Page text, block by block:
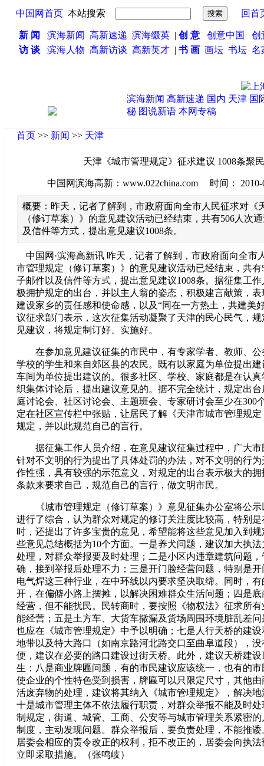
中国网首页 本站搜索 回首
新 闻 滨海新闻 高新速递 滨海缀英| 创 意 创意中国
创
访 谈
滨海人物 高新访谈 高新英才 | 书 画 画坛 书坛 名
滨海新闻 高新速递 国内 天津 国
秘 图说新语 本网专稿
首页 >> 新闻 >> 天津
天津《城市管理规定》征求建议 1008条聚
中国网滨海高新：www.022china.com 时间： 2010-
概要：昨天，记者了解到，市政府面向全市人民征求对《
（修订草案）》的意见建议活动已经结束，共有506人次
及信件等方式，提出意见建议1008条。
中国网·滨海高新讯 昨天，记者了解到，市政府面向全市
市管理规定（修订草案）》的意见建议活动已经结束，共
子邮件以及信件等方式，提出意见建议1008条。据征集工
极拥护规定的出台，并以主人翁的姿态，积极建言献策，
建设家乡的责任感和使命感，以及“同在一方热土，共建美
议征求部门表示，这次征集活动凝聚了天津的民心民气，
见建议，将规定制订好、实施好。
在参加意见建议征集的市民中，有专家学者、教师、公
学校的学生和来自郊区县的农民。既有以家庭为单位提出
车间为单位提出建议的。很多社区、学校、家庭都是在认
织集体讨论后，提出建议意见的。据不完全统计，规定出
庭讨论会、社区讨论会、主题班会、专家研讨会至少在300
定在社区宣传栏中张贴，让居民了解《天津市城市管理规
规定，并以此规范自己的言行。
据征集工作人员介绍，在意见建议征集过程中，广大市
针对不文明的行为提出了具体处罚的办法，对不文明的行
作性强，具有较强的示范意义，对规定的出台表示极大的
条款来要求自己，规范自己的言行，做文明市民。
《城市管理规定（修订草案）》意见征集办公室将公示
进行了综合，认为群众对规定的修订关注度比较高，特别
时，还提出了许多宝贵的意见，希望能将这些意见加入到
些意见总结概括为10个方面。一是养犬问题，建议加大执
处理，对群众举报要及时处理；二是小区内违章建筑问题
确，接到举报后处理不力；三是开门脸经营问题，特别是
电气焊这三种行业，在中环线以内要求坚决取缔。同时，
开，在偏僻小路上摆摊，以解决困难群众生活问题；四是
经营，但不能扰民。民转商时，要按照《物权法》征求所
能经营；五是土方车、大货车撒漏及货场周围环境脏乱差
也应在《城市管理规定》中予以明确；七是人行天桥的建
地带以及特大路口（如南京路河北路交口至曲阜道段），
便，建议在必要的路口建设过街天桥。此外，建议天桥建
生；八是商业牌匾问题，有的市民建议应该统一，也有的
使企业的个性特色受到损害，牌匾可以只限定尺寸，其他
活废弃物的处理，建议将其纳入《城市管理规定》，解决
十是城市管理主体不依法履行职责，对群众举报不能及时
制规定，街道、城管、工商、公安等与城市管理关系紧密
制度，主动发现问题。群众举报后，要负责处理，不能推
居委会相应的责令改正的权利，拒不改正的，居委会向执
立即采取措施。（张鸣岐）